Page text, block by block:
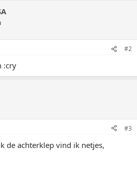
#2
:cry
#3
de achterklep vind ik netjes,